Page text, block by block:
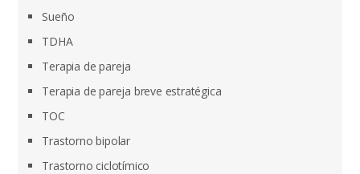
Sueño
TDHA
Terapia de pareja
Terapia de pareja breve estratégica
TOC
Trastorno bipolar
Trastorno ciclotímico